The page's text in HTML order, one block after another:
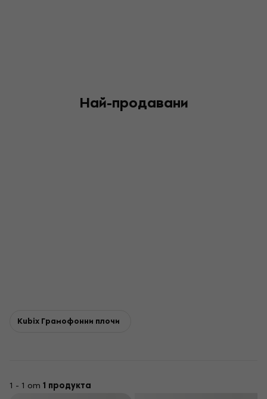
Най-продавани
Kubix Грамофонни плочи
1 - 1 от 1 продукта